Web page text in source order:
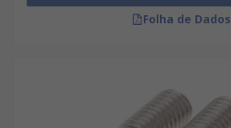
Folha de Dados